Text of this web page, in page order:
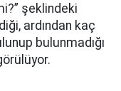
şeklindeki
ardından kaç
bulunmadığı